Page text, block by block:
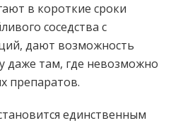
в короткие сроки
соседства с
дают возможность
даже там, где невозможно
препаратов.
единственным